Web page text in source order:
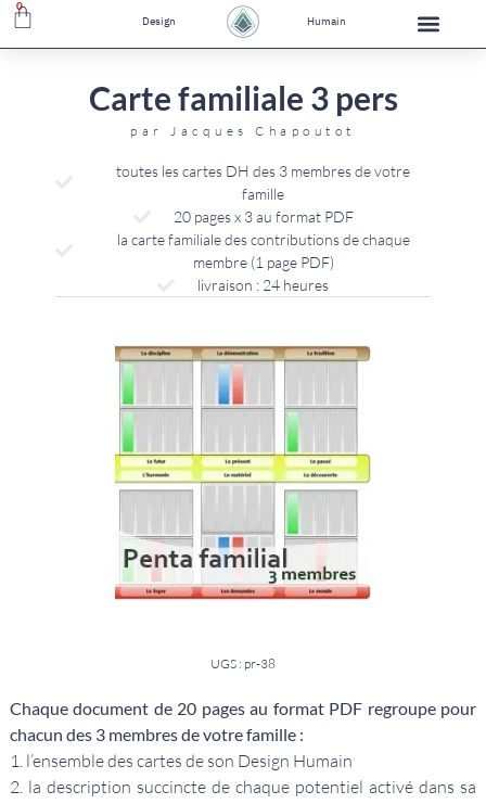
0
Design Humain
Carte familiale 3 pers
parJacques Chapoutot
toutes les cartes DH des 3 membres de votre
famille
20 pages x 3 au format PDF
la carte familiale des contributions de chaque
membre (1 page PDF)
livraison : 24 heures
UGS : pr-38
Chaque document de 20 pages au format PDF regroupe pour
chacun des 3 membres de votre famille :
1. l’ensemble des cartes de son Design Humain
2. la description succincte de chaque potentiel activé dans sa